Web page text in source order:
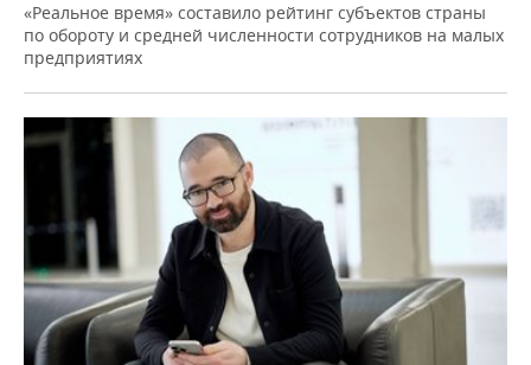
«Реальное время» составило рейтинг субъектов страны
по обороту и средней численности сотрудников на малых
предприятиях